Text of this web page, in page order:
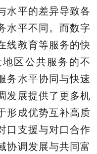
水平的差异导致各
水平不同。而数字
线教育等服务的快
区公共服务的不
务水平协同与快速
发展提供了更多机
形成优势互补高质
口支援与对口合作
协调发展与共同富